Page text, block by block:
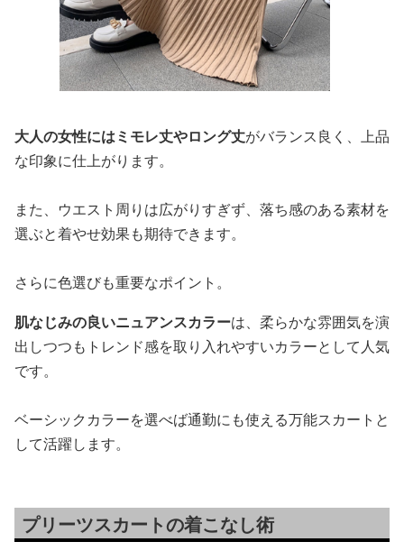
大人の女性にはミモレ丈やロング丈がバランス良く、上品
な印象に仕上がります。
また、ウエスト周りは広がりすぎず、落ち感のある素材を
選ぶと着やせ効果も期待できます。
さらに色選びも重要なポイント。
肌なじみの良いニュアンスカラーは、柔らかな雰囲気を演
出しつつもトレンド感を取り入れやすいカラーとして人気
です。
ベーシックカラーを選べば通勤にも使える万能スカートと
して活躍します。
プリーツスカートの着こなし術